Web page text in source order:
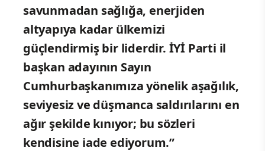
savunmadan sağlığa, enerjiden
altyapıya kadar ülkemizi
güçlendirmiş bir liderdir. İYİ Parti il
başkan adayının Sayın
Cumhurbaşkanımıza yönelik aşağılık,
seviyesiz ve düşmanca saldırılarını en
ağır şekilde kınıyor; bu sözleri
kendisine iade ediyorum.”